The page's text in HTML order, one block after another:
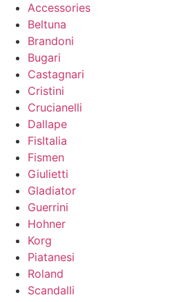
Accessories
Beltuna
Brandoni
Bugari
Castagnari
Cristini
Crucianelli
Dallape
FisItalia
Fismen
Giulietti
Gladiator
Guerrini
Hohner
Korg
Piatanesi
Roland
Scandalli